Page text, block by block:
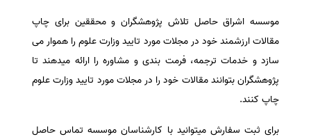
موسسه اشراق حاصل تلاش پژوهشگران و محققین برای چاپ
مقالات ارزشمند خود در مجلات مورد تایید وزارت علوم را هموار می
سازد و خدمات ترجمه، فرمت بندی و مشاوره را ارائه میدهند تا
پژوهشگران بتوانند مقالات خود را در مجلات مورد تایید وزارت علوم
چاپ کنند.
برای ثبت سفارش میتوانید با کارشناسان موسسه تماس حاصل